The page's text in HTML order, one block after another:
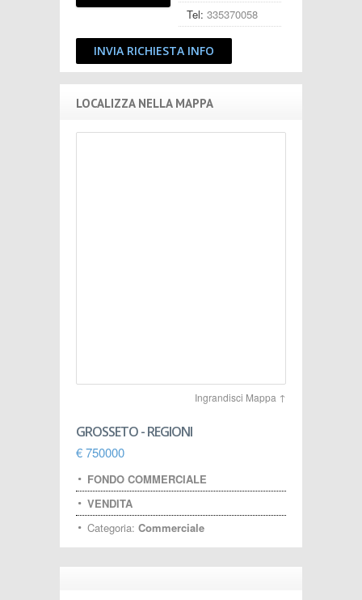
Tel: 335370058
INVIA RICHIESTA INFO
LOCALIZZA NELLA MAPPA
Ingrandisci Mappa ↑
GROSSETO - REGIONI
€ 750000
FONDO COMMERCIALE
VENDITA
Categoria: Commerciale